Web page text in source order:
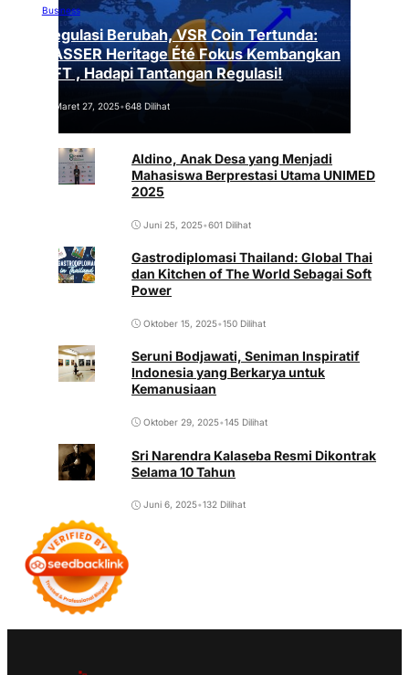
Business
Regulasi Berubah, VSR Coin Tertunda:
VASSER Heritage Été Fokus Kembangkan
NFT , Hadapi Tantangan Regulasi!
Maret 27, 2025•648 Dilihat
Aldino, Anak Desa yang Menjadi
Mahasiswa Berprestasi Utama UNIMED
2025
Juni 25, 2025•601 Dilihat
Gastrodiplomasi Thailand: Global Thai
dan Kitchen of The World Sebagai Soft
Power
Oktober 15, 2025•150 Dilihat
Seruni Bodjawati, Seniman Inspiratif
Indonesia yang Berkarya untuk
Kemanusiaan
Oktober 29, 2025•145 Dilihat
Sri Narendra Kalaseba Resmi Dikontrak
Selama 10 Tahun
Juni 6, 2025•132 Dilihat